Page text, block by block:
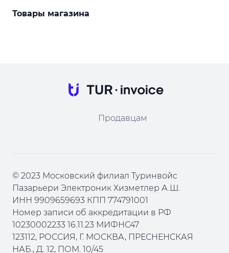
Товары магазина
Продавцам
© 2023 Московский филиал Туринвойс
Пазарьери Электроник Хизметлер А.Ш.
ИНН 9909659693 КПП 774791001
Номер записи об аккредитации в РФ
10230002233 16.11.23 МИФНС47
123112, РОССИЯ, Г. МОСКВА, ПРЕСНЕНСКАЯ
НАБ., Д. 12, ПОМ. 10/45